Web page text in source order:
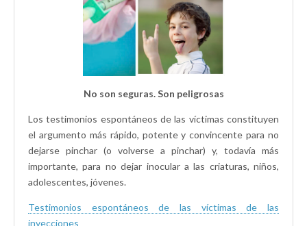
No son seguras. Son peligrosas
Los testimonios espontáneos de las víctimas constituyen
el argumento más rápido, potente y convincente para no
dejarse pinchar (o volverse a pinchar) y, todavía más
importante, para no dejar inocular a las criaturas, niños,
adolescentes, jóvenes.
Testimonios espontáneos de las víctimas de las
inyecciones